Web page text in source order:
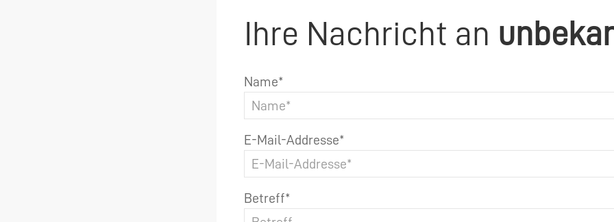
Ihre Nachricht an
Name*
E-Mail-Addresse*
Betreff*